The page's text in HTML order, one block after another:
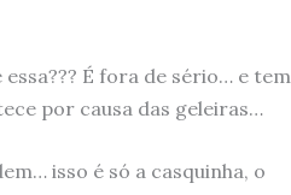
É fora de sério… e tem
por causa das geleiras…
isso é só a casquinha, o